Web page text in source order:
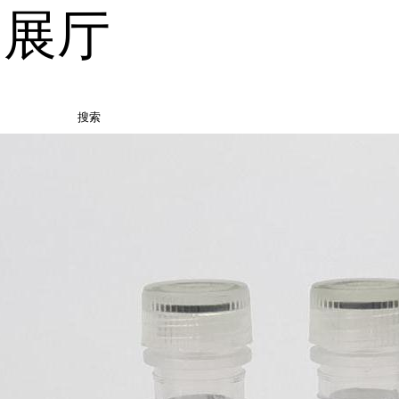
厅
搜索